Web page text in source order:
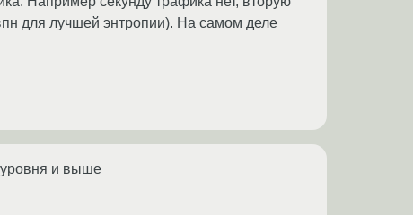
впн для лучшей энтропии). На самом деле
уровня и выше